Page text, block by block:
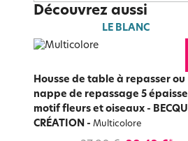
Découvrez aussi
LE BLANC
Housse de table à repasser ou
nappe de repassage 5
motif fleurs et oiseaux -
CRÉATION - Multicolore